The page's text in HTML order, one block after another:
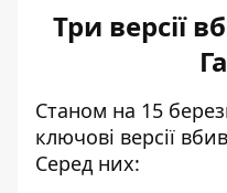
Три версії
Станом на 15
ключові версії
Серед них: